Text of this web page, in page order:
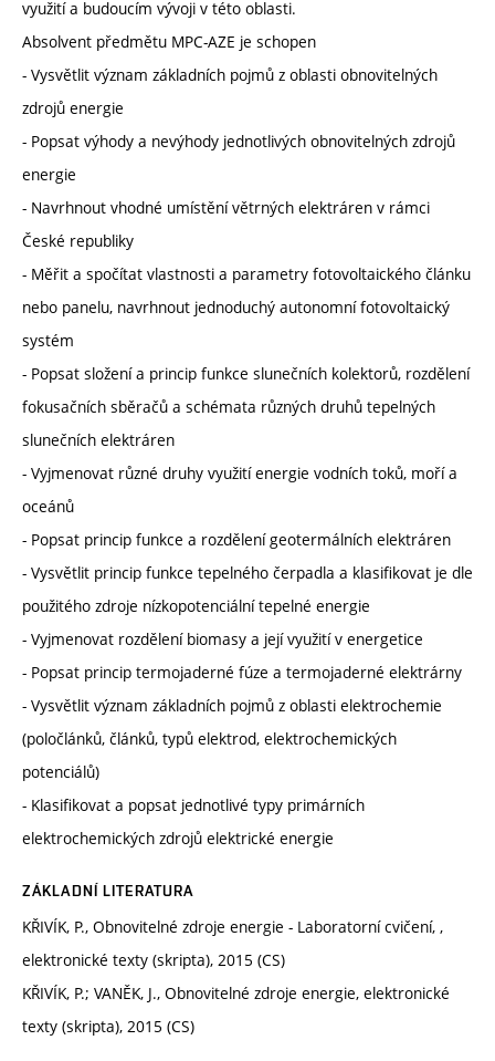
využití a budoucím vývoji v této oblasti.
Absolvent předmětu MPC-AZE je schopen
- Vysvětlit význam základních pojmů z oblasti obnovitelných
zdrojů energie
- Popsat výhody a nevýhody jednotlivých obnovitelných zdrojů
energie
- Navrhnout vhodné umístění větrných elektráren v rámci
České republiky
- Měřit a spočítat vlastnosti a parametry fotovoltaického článku
nebo panelu, navrhnout jednoduchý autonomní fotovoltaický
systém
- Popsat složení a princip funkce slunečních kolektorů, rozdělení
fokusačních sběračů a schémata různých druhů tepelných
slunečních elektráren
- Vyjmenovat různé druhy využití energie vodních toků, moří a
oceánů
- Popsat princip funkce a rozdělení geotermálních elektráren
- Vysvětlit princip funkce tepelného čerpadla a klasifikovat je dle
použitého zdroje nízkopotenciální tepelné energie
- Vyjmenovat rozdělení biomasy a její využití v energetice
- Popsat princip termojaderné fúze a termojaderné elektrárny
- Vysvětlit význam základních pojmů z oblasti elektrochemie
(poločlánků, článků, typů elektrod, elektrochemických
potenciálů)
- Klasifikovat a popsat jednotlivé typy primárních
elektrochemických zdrojů elektrické energie
ZÁKLADNÍ LITERATURA
KŘIVÍK, P., Obnovitelné zdroje energie - Laboratorní cvičení, ,
elektronické texty (skripta), 2015 (CS)
KŘIVÍK, P.; VANĚK, J., Obnovitelné zdroje energie, elektronické
texty (skripta), 2015 (CS)